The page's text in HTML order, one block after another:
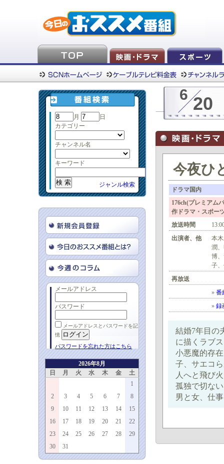
月
日
カテゴリー
チャンネル名
キーワード
ジャンル検索
メールアドレス
パスワード
メールアドレスとパスワードを記
憶
パスワードを忘れた方はこちら
2026年8月
日
月 火 水 木 金
土
1
2
3 4 5 6 7
8
9
10 11 12 13 14
15
16
17 18 19 20 21
22
23
24 25 26 27 28
29
30
31
6 20
今夜ひ
ドラマ国内
176ch(プレミア
作ドラマ・スポー
放送時間
出演者、他
本
潤
博
子
再放送
» 番
» 録
結婚7年目の
に描くラブ
小悪魔的存
子、サエコ
人へと飛び
孤独で切な
男と女、仕